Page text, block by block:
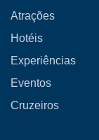
Atrações
Hotéis
Experiências
Eventos
Cruzeiros